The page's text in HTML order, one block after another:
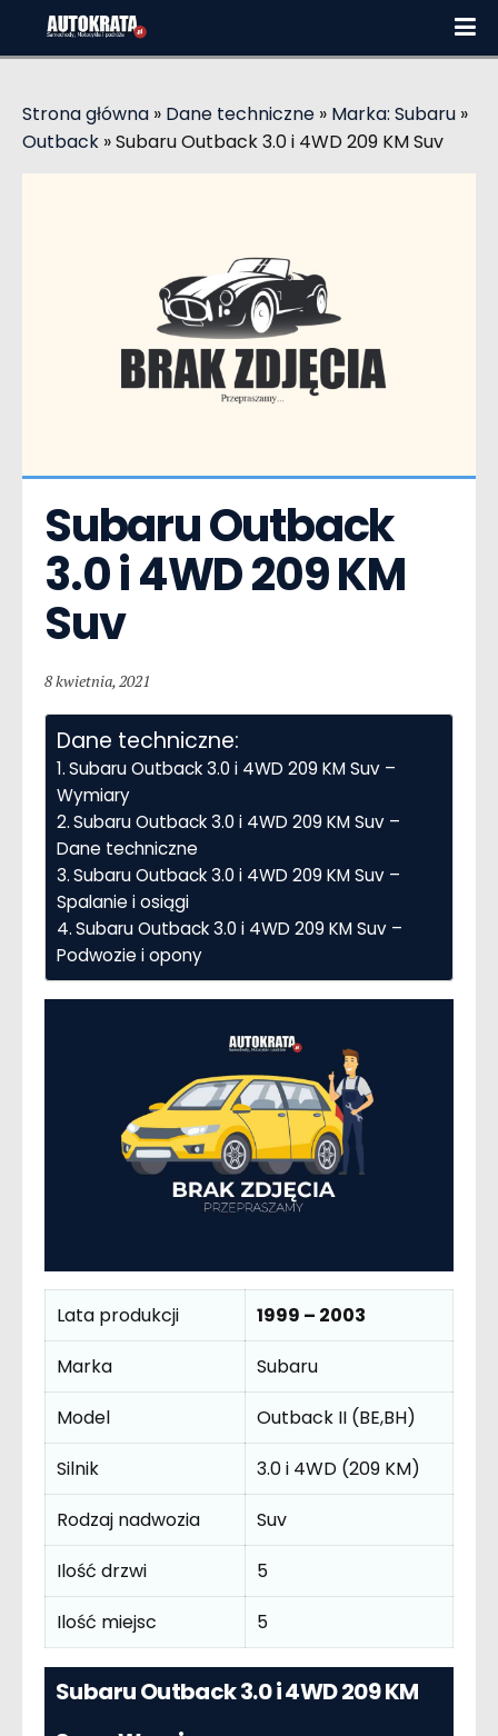
Strona główna » Dane techniczne » Marka: Subaru »
Outback »Subaru Outback 3.0 i 4WD 209 KM Suv
Subaru Outback
3.0 i 4WD 209 KM
Suv
8 kwietnia, 2021
Dane techniczne:
Subaru Outback 3.0 i 4WD 209 KM Suv –
Wymiary
Subaru Outback 3.0 i 4WD 209 KM Suv –
Dane techniczne
Subaru Outback 3.0 i 4WD 209 KM Suv –
Spalanie i osiągi
Subaru Outback 3.0 i 4WD 209 KM Suv –
Podwozie i opony
Lata produkcji
1999 – 2003
Marka
Subaru
Model
Outback II (BE,BH)
Silnik
3.0 i 4WD (209 KM)
Rodzaj nadwozia
Suv
Ilość drzwi
5
Ilość miejsc
5
Subaru Outback 3.0 i 4WD 209 KM